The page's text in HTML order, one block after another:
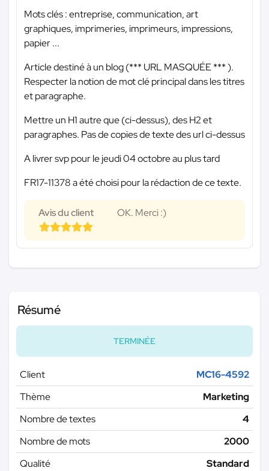
Mots clés : entreprise, communication, art
graphiques, imprimeries, imprimeurs, impressions,
papier ...
Article destiné à un blog (*** URL MASQUÉE ***).
Respecter la notion de mot clé principal dans les titres
et paragraphe.
Mettre un H1 autre que (ci-dessus), des H2 et
paragraphes. Pas de copies de texte des url ci-dessus
A livrer svp pour le jeudi 04 octobre au plus tard
FR17-11378 a été choisi pour la rédaction de ce texte.
Avis du client OK. Merci :)
Résumé
TERMINÉE
Client
MC16-4592
Thème
Marketing
Nombre de textes
4
Nombre de mots
2000
Qualité
Standard